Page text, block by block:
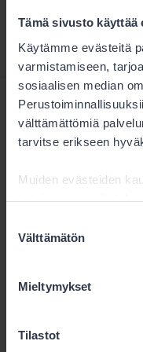
Tämä sivusto käyttää
Käytämme evästeitä
varmistamiseen,
sosiaalisen median
välttämättömiä
tarvitse erikseen
Muiden evästeiden
tietoihin, joita olet
olet käyttänyt heidän
valinta
Välttämätön
Mieltymykset
Tilastot
Metsähallitus
PL 80 (Opastinsilta 12
00521Helsinki
Eräluvat